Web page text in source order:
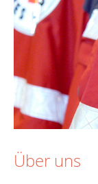
Über uns